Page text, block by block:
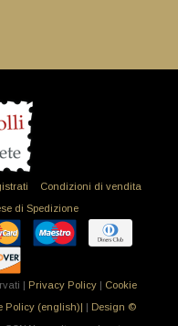
Condizioni di vendita
di Spedizione
| Privacy Policy | Cookie
Policy (english)| | Design ©